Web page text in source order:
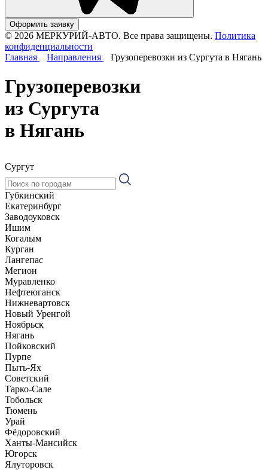
Оформить заявку
© 2026 МЕРКУРИЙ-АВТО. Все права защищены. Политика
конфиденциальности
Главная
Направления Грузоперевозки из Сургута в Нягань
Грузоперевозки
из Сургута
в Нягань
Сургут
Губкинский
Екатеринбург
Заводоуковск
Ишим
Когалым
Курган
Лангепас
Мегион
Муравленко
Нефтеюганск
Нижневартовск
Новый Уренгой
Ноябрьск
Нягань
Пойковский
Пурпе
Пыть-Ях
Советский
Тарко-Сале
Тобольск
Тюмень
Урай
Фёдоровский
Ханты-Мансийск
Югорск
Ялуторовск